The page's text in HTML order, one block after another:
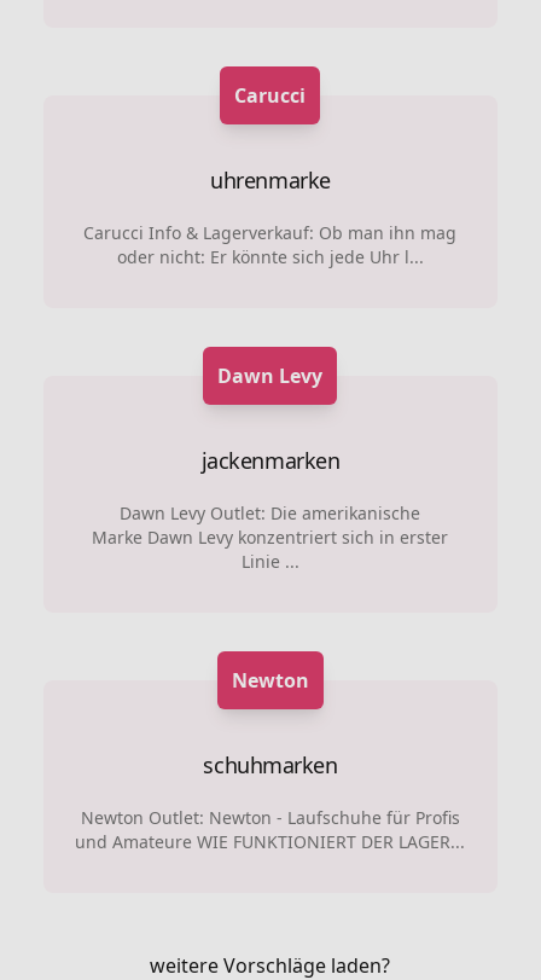
Carucci
uhrenmarke
Carucci Info & Lagerverkauf: Ob man ihn mag
oder nicht: Er könnte sich jede Uhr l...
Dawn Levy
jackenmarken
Dawn Levy Outlet: Die amerikanische
Marke Dawn Levy konzentriert sich in erster
Linie ...
Newton
schuhmarken
Newton Outlet: Newton - Laufschuhe für Profis
und Amateure WIE FUNKTIONIERT DER LAGER...
weitere Vorschläge laden?